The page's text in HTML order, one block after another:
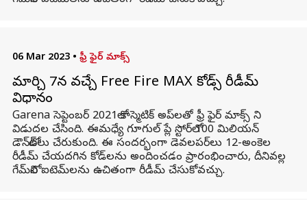
06 Mar 2023 • ఫ్రీ ఫైర్ మాక్స్
మార్చి 7న వచ్చే Free Fire MAX కోడ్స్ రీడీమ్
విధానం
Garena సెప్టెంబర్ 2021లో కాస్మెటిక్ అప్‌లతో ఫ్రీ ఫైర్ మాక్స్ ని
విడుదల చేసింది. ఈమధ్యే గూగుల్ ప్లే స్టోర్‌లో 100 మిలియన్
డౌన్‌లోడ్‌లు చేరుకుంది. ఈ సందర్భంగా డెవలపర్‌లు 12-అంకెల
రీడీమ్ చేయదగిన కోడ్‌లను అందించడం ప్రారంభించారు, దీనివల్ల
గేమ్‌లోని ఐటెమ్‌లను ఉచితంగా రీడీమ్ చేసుకోవచ్చు.